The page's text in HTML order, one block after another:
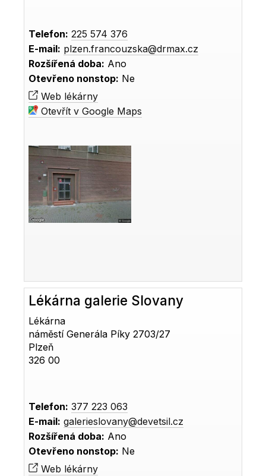
Telefon: 225 574 376
E-mail: plzen.francouzska@drmax.cz
Rozšířená doba: Ano
Otevřeno nonstop: Ne
Web lékárny
Otevřít v Google Maps
Lékárna galerie Slovany
Lékárna
náměstí Generála Píky 2703/27
Plzeň
326 00
Telefon: 377 223 063
E-mail: galerieslovany@devetsil.cz
Rozšířená doba: Ano
Otevřeno nonstop: Ne
Web lékárny